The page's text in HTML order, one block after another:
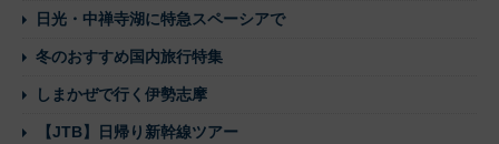
日光・中禅寺湖に特急スペーシアで
冬のおすすめ国内旅行特集
しまかぜで行く伊勢志摩
【JTB】日帰り新幹線ツアー